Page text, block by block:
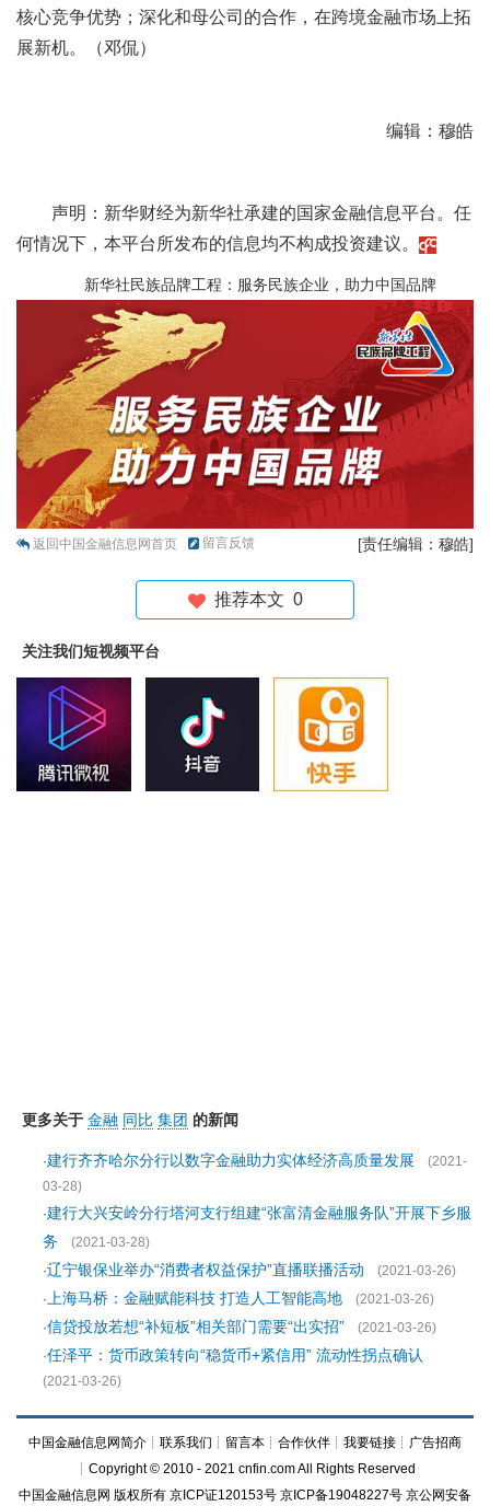
核心竞争优势；深化和母公司的合作，在跨境金融市场上拓
展新机。（邓侃）
编辑：穆皓
声明：新华财经为新华社承建的国家金融信息平台。任
何情况下，本平台所发布的信息均不构成投资建议。
新华社民族品牌工程：服务民族企业，助力中国品牌
返回中国金融信息网首页 留言反馈 [责任编辑：穆皓]
推荐本文 0
关注我们短视频平台
更多关于 金融 同比 集团 的新闻
·建行齐齐哈尔分行以数字金融助力实体经济高质量发展
(2021-
03-28)
·建行大兴安岭分行塔河支行组建“张富清金融服务队”开展下乡服
务
(2021-03-28)
·辽宁银保业举办“消费者权益保护”直播联播活动
(2021-03-26)
·上海马桥：金融赋能科技 打造人工智能高地
(2021-03-26)
·信贷投放若想“补短板”相关部门需要“出实招”
(2021-03-26)
·任泽平：货币政策转向“稳货币+紧信用” 流动性拐点确认
(2021-03-26)
中国金融信息网简介 ┊ 联系我们 ┊ 留言本 ┊ 合作伙伴 ┊ 我要链接 ┊ 广告招商
┊Copyright © 2010 - 2021 cnfin.com All Rights Reserved
中国金融信息网 版权所有 京ICP证120153号 京ICP备19048227号 京公网安备